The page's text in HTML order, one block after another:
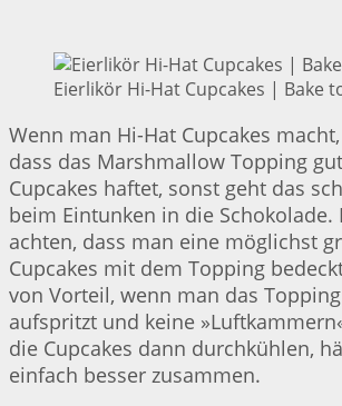
Eierlikör Hi-Hat Cupcakes | Bake
Wenn man Hi-Hat Cupcakes
dass das Marshmallow Topping
Cupcakes haftet, sonst geht das
beim Eintunken in die Schokolade.
achten, dass man eine möglichst
Cupcakes mit dem Topping
von Vorteil, wenn man das
aufspritzt und keine
die Cupcakes dann durchkühlen,
einfach besser zusammen.